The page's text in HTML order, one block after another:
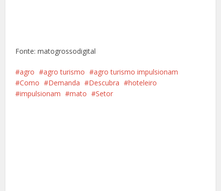
Fonte: matogrossodigital
agro agro turismo
agro turismo impulsionam
Como
Demanda Descubra
hoteleiro
impulsionam
mato Setor